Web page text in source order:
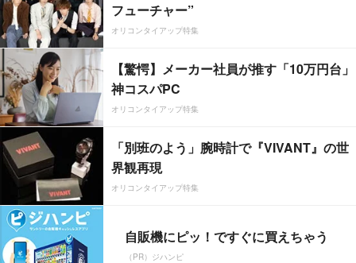
フューチャー”
オリコンタイアップ特集
【驚愕】メーカー社員が推す「10万円台」
神コスパPC
オリコンタイアップ特集
「別班のよう」腕時計で『VIVANT』の世
界観再現
オリコンタイアップ特集
自販機にピッ！ですぐに買えちゃう
（PR）ジハンピ